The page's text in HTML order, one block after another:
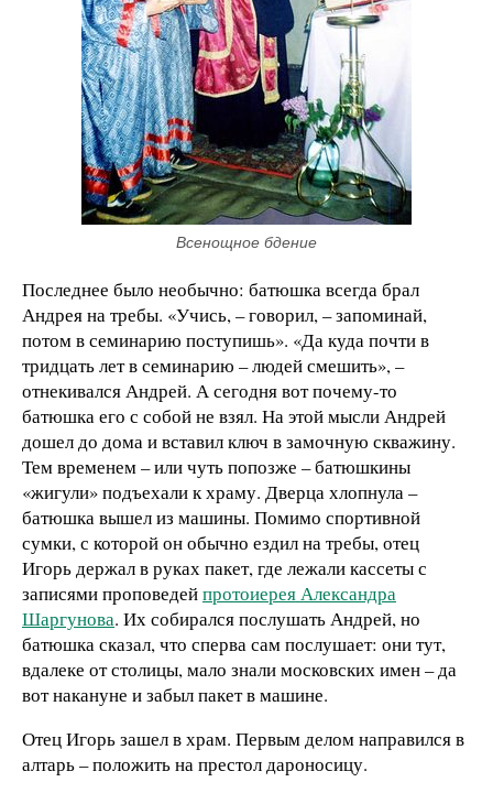
Всенощное бдение
Последнее было необычно: батюшка всегда брал
Андрея на требы. «Учись, – говорил, – запоминай,
потом в семинарию поступишь». «Да куда почти в
тридцать лет в семинарию – людей смешить», –
отнекивался Андрей. А сегодня вот почему-то
батюшка его с собой не взял. На этой мысли Андрей
дошел до дома и вставил ключ в замочную скважину.
Тем временем – или чуть попозже – батюшкины
«жигули» подъехали к храму. Дверца хлопнула –
батюшка вышел из машины. Помимо спортивной
сумки, с которой он обычно ездил на требы, отец
Игорь держал в руках пакет, где лежали кассеты с
записями проповедейпротоиерея Александра
Шаргунова. Их собирался послушать Андрей, но
батюшка сказал, что сперва сам послушает: они тут,
вдалеке от столицы, мало знали московских имен – да
вот накануне и забыл пакет в машине.
Отец Игорь зашел в храм. Первым делом направился в
алтарь – положить на престол дароносицу.